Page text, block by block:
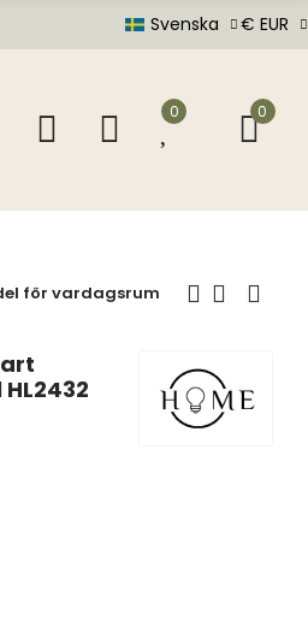
Svenska € EUR
0 0
för vardagsrum